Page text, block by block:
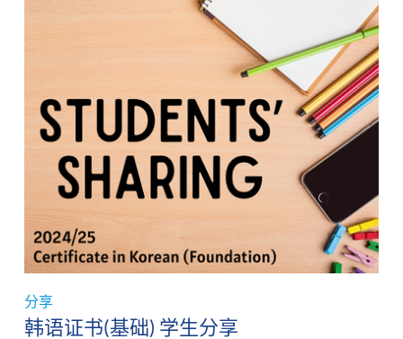
分享
韩语证书(基础) 学生分享